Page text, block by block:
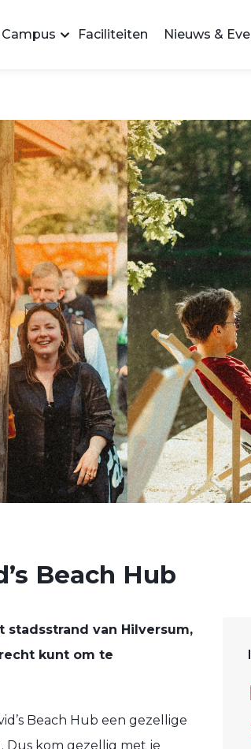
Faciliteiten Nieuws &
Beach Hub
stadsstrand van Hilversum,
kunt om te
Beach Hub een gezellige
Dus kom gezellig met je